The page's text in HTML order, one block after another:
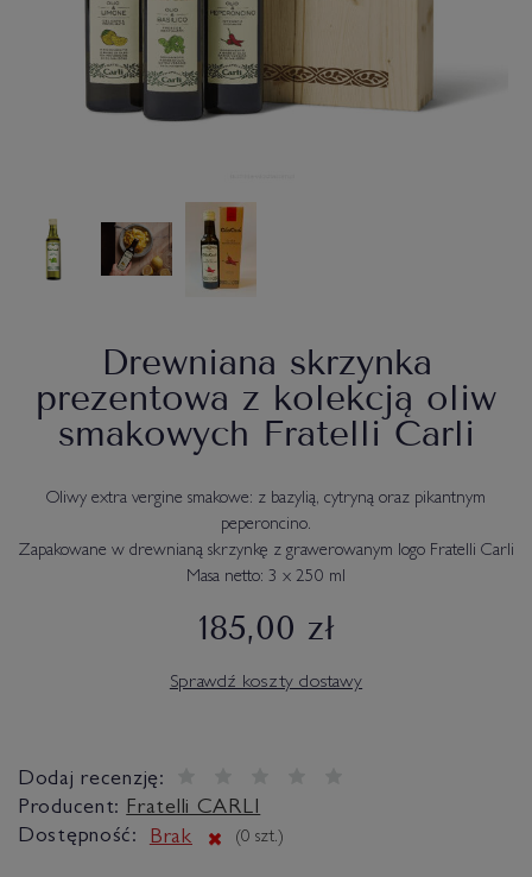
Drewniana skrzynka
prezentowa z kolekcją oliw
smakowych Fratelli Carli
Oliwy extra vergine smakowe: z bazylią, cytryną oraz pikantnym
peperoncino.
Zapakowane w drewnianą skrzynkę z grawerowanym logo Fratelli Carli
Masa netto: 3 x 250 ml
185,00 zł
Sprawdź koszty dostawy
Dodaj recenzję:
Producent: Fratelli CARLI
Dostępność:
Brak (0 szt.)